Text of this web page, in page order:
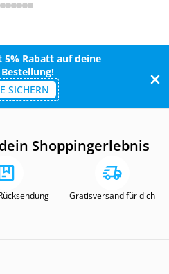
5% Rabatt auf deine
SICHERN
Shoppingerlebnis
Gratisversand für dich